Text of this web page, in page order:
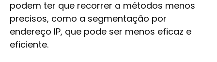
podem ter que recorrer a métodos menos
precisos, como a segmentação por
endereço IP, que pode ser menos eficaz e
eficiente.